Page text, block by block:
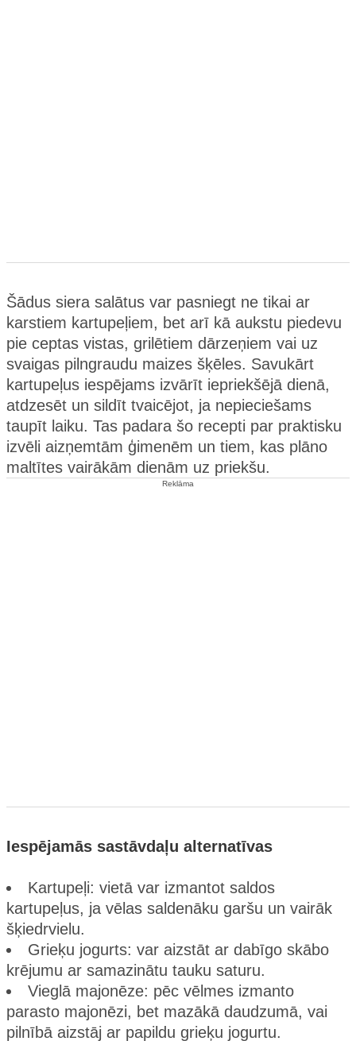
Šādus siera salātus var pasniegt ne tikai ar
karstiem kartupeļiem, bet arī kā aukstu piedevu
pie ceptas vistas, grilētiem dārzeņiem vai uz
svaigas pilngraudu maizes šķēles. Savukārt
kartupeļus iespējams izvārīt iepriekšējā dienā,
atdzesēt un sildīt tvaicējot, ja nepieciešams
taupīt laiku. Tas padara šo recepti par praktisku
izvēli aizņemtām ģimenēm un tiem, kas plāno
maltītes vairākām dienām uz priekšu.
Reklāma
Iespējamās sastāvdaļu alternatīvas
Kartupeļi: vietā var izmantot saldos
kartupeļus, ja vēlas saldenāku garšu un vairāk
šķiedrvielu.
Grieķu jogurts: var aizstāt ar dabīgo skābo
krējumu ar samazinātu tauku saturu.
Vieglā majonēze: pēc vēlmes izmanto
parasto majonēzi, bet mazākā daudzumā, vai
pilnībā aizstāj ar papildu grieķu jogurtu.